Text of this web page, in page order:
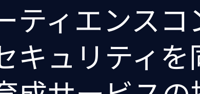
ティエンス
キュリティ